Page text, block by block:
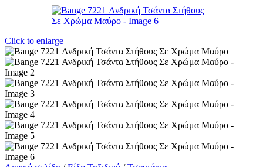
Click to enlarge